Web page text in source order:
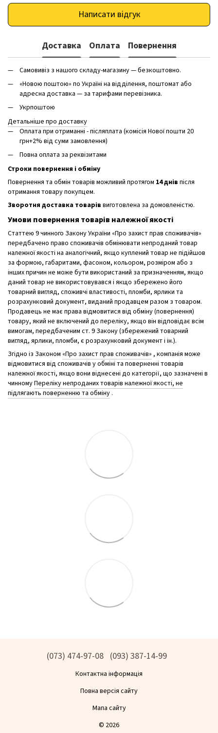
Написати відгук
Доставка Оплата Повернення
Самовивіз з нашого складу-магазину — безкоштовно.
«Новою поштою» по Україні на відділення, поштомат або
адресна доставка — за тарифами перевізника.
Укрпоштою
Детальніше про доставку
Оплата при отриманні - післяплата (комісія Нової пошти 20
грн+2% від суми замовлення)
Повна оплата за реквізитами
Строки повернення і обміну
Повернення та обмін товарів можливий протягом 14 днів після
отримання товару покупцем.
Зворотня доставка товарів виготовлена ​​за домовленістю.
Умови повернення товарів належної якості
Статтею 9 чинного Закону України «Про захист прав споживачів»
передбачено право споживачів обмінювати непроданий товар
належної якості на аналогічний, якщо куплений товар не підійшов
за формою, габаритами, фасоном, кольором, розміром або з
інших причин не може бути використаний за призначенням, якщо
даний товар не використовувався і якщо збережено його
товарний вигляд, споживчі властивості, пломби, ярлики та
розрахунковий документ, виданий продавцем разом з товаром.
Продавець не має права відмовитися від обміну (повернення)
товару, який не включений до переліку, якщо він відповідає всім
вимогам, передбаченим ст. 9 Закону (збережений товарний
вигляд, ярлики, пломби, є розрахунковий документ і ін.).
Згідно із Законом «Про захист прав споживачів» , компанія може
відмовитися від споживачів у обміні та поверненні товарів
належної якості, якщо вони віднесені до категорії, що зазначені в
чинномуПереліку непроданих товарів належної якості, не
підлягають поверненню та обміну .
(073) 474-97-08 (093) 387-14-99
Контактна інформація
Повна версія сайту
Мапа сайту
© 2026